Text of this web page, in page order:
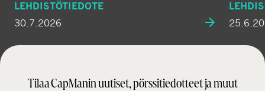
LEHDISTÖTIEDOTE
30.7.2026
Tilaa CapManin uutiset, pörssitiedotteet ja muut